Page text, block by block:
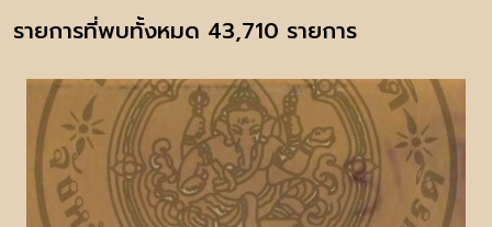
รายการที่พบทั้งหมด 43,710 รายการ